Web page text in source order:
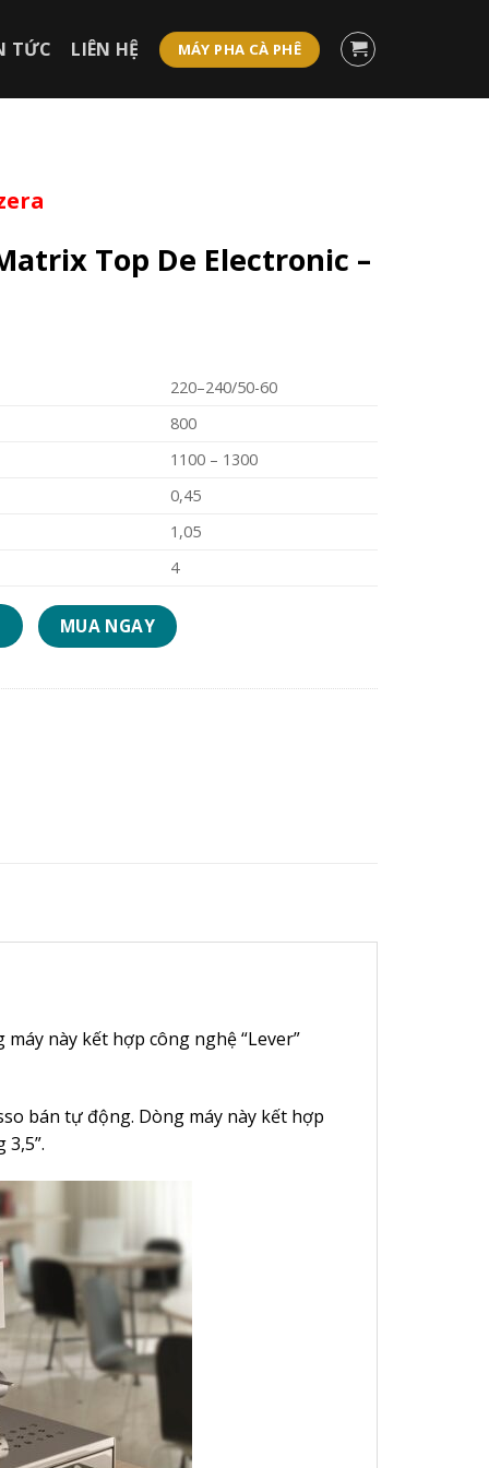
TỨC LIÊN HỆ MÁY PHA CÀ PHÊ
Top De Electronic –
220–240/50-60
800
1100 – 1300
0,45
1,05
4
- 1Group số lượng
MUA NGAY
này kết hợp công nghệ “Lever”
bán tự động. Dòng máy này kết hợp